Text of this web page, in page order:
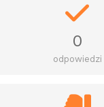
0
odpowiedzi